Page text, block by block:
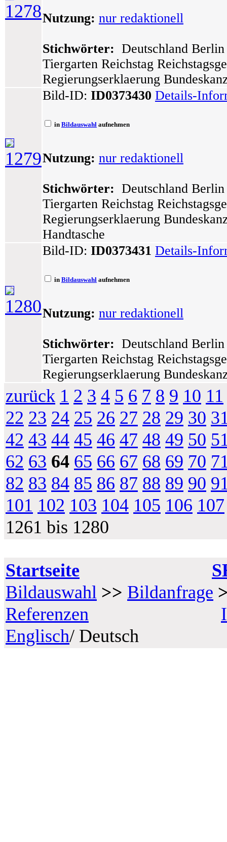
1278Nutzung: nur redaktionell
Stichwörter: Deutschland
Tiergarten Reichstag
Regierungserklaerung
1279
Bild-ID: ID0373430 Details-
in Bildauswahl aufnehmen
Nutzung: nur redaktionell
Stichwörter: Deutschland
Tiergarten Reichstag
Regierungserklaerung
Handtasche
1280
Bild-ID: ID0373431 Details-
in Bildauswahl aufnehmen
Nutzung: nur redaktionell
Stichwörter: Deutschland
Tiergarten Reichstag
Regierungserklaerung
zurück 1 2 3 4 5 6 7 8 9 10 11
22 23 24 25 26 27 28 29 30
42 43 44 45 46 47 48 49 50
62 63 64 65 66 67 68 69 70
82 83 84 85 86 87 88 89 90
101 102 103 104 105 106 107
1261 bis 1280
Startseite
Bildauswahl >> Bildanfrage
Referenzen
Englisch/ Deutsch